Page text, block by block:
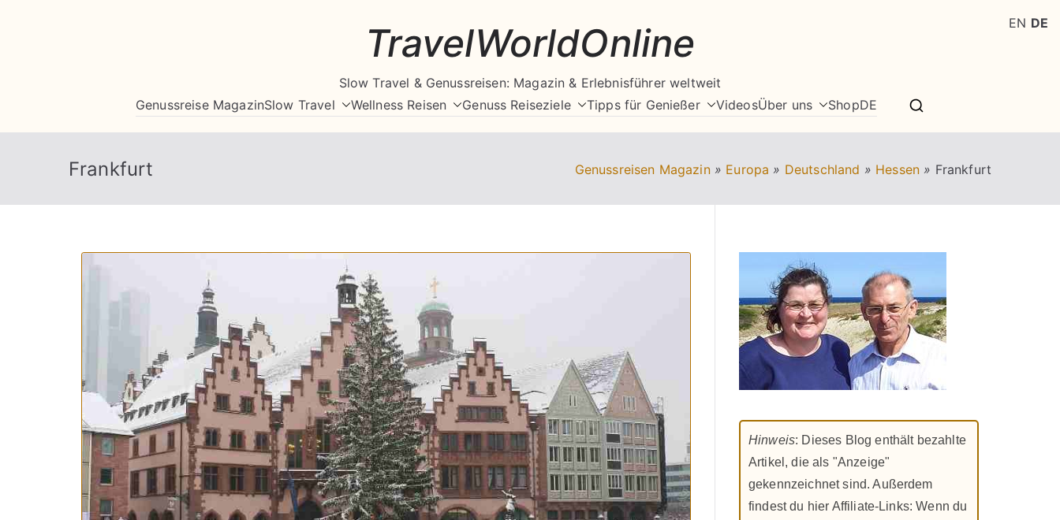
TravelWorldOnline
Slow Travel & Genussreisen: Magazin & Erlebnisführer weltweit
Genussreise MagazinSlow Travel Wellness Reisen Genuss Reiseziele Tipps für Genießer VideosÜber uns ShopDE
Frankfurt Genussreisen Magazin » Europa » Deutschland » Hessen » Frankfurt
Hinweis: Dieses Blog enthält bezahlte
Artikel, die als "Anzeige"
gekennzeichnet sind. Außerdem
findest du hier Affiliate-Links: Wenn du
EN DE